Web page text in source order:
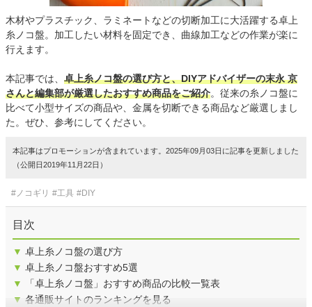
木材やプラスチック、ラミネートなどの切断加工に大活躍する卓上
糸ノコ盤。加工したい材料を固定でき、曲線加工などの作業が楽に
行えます。
本記事では、 卓上糸ノコ盤の選び方と、DIYアドバイザーの末永 京
さんと編集部が厳選したおすすめ商品をご紹介。従来の糸ノコ盤に
比べて小型サイズの商品や、金属を切断できる商品など厳選しまし
た。ぜひ、参考にしてください。
本記事はプロモーションが含まれています。2025年09月03日に記事を更新しました
（公開日2019年11月22日）
#ノコギリ #工具 #DIY
目次
▼ 卓上糸ノコ盤の選び方
▼ 卓上糸ノコ盤おすすめ5選
▼
「卓上糸ノコ盤」おすすめ商品の比較一覧表
▼ 各通販サイトのランキングを見る